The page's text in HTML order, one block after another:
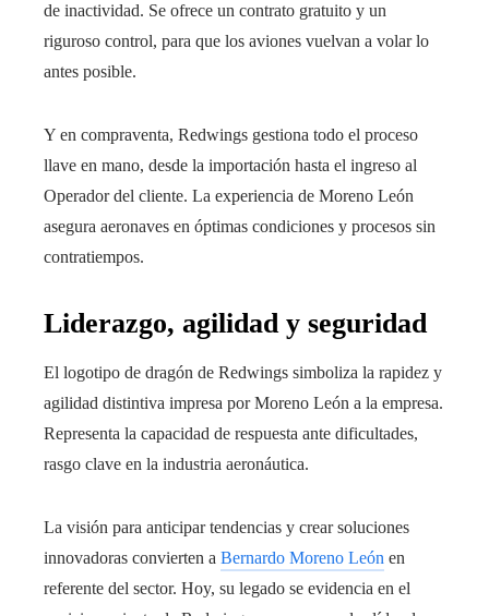
de inactividad. Se ofrece un contrato gratuito y un
riguroso control, para que los aviones vuelvan a volar lo
antes posible.
Y en compraventa, Redwings gestiona todo el proceso
llave en mano, desde la importación hasta el ingreso al
Operador del cliente. La experiencia de Moreno León
asegura aeronaves en óptimas condiciones y procesos sin
contratiempos.
Liderazgo, agilidad y seguridad
El logotipo de dragón de Redwings simboliza la rapidez y
agilidad distintiva impresa por Moreno León a la empresa.
Representa la capacidad de respuesta ante dificultades,
rasgo clave en la industria aeronáutica.
La visión para anticipar tendencias y crear soluciones
innovadoras convierten a Bernardo Moreno León en
referente del sector. Hoy, su legado se evidencia en el